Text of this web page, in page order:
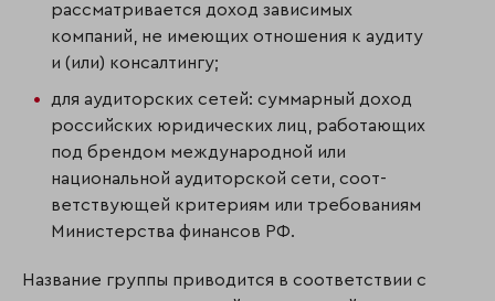
рассматривается доход зависимых
компаний, не имеющих отношения к аудиту
и (или) консалтингу;
для аудиторских сетей: суммарный доход
российских юридических лиц, работающих
под брендом международной или
национальной аудиторской сети, соот­
ветствующей критериям или требованиям
Министерства финансов РФ.
Название группы приводится в соответствии с